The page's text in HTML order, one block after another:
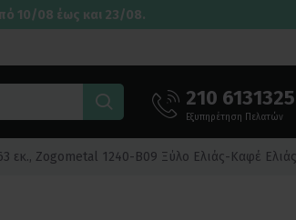
10/08 έως και 23/08.
210 6131325
Εξυπηρέτηση Πελατών
εκ., Zogometal 1240-B09 Ξύλο Ελιάς-Καφέ Ελιάς